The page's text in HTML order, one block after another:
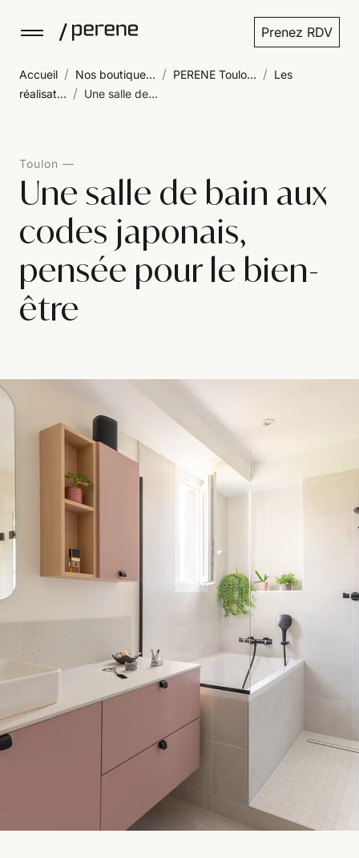
Prenez RDV
Accueil / Nos boutique... / PERENE Toulo... / Les
réalisat... / Une salle de...
Toulon
Une salle de bain aux
codes japonais,
pensée pour le bien-
être